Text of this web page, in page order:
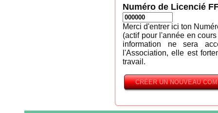
Numéro de Licencié
Merci d'entrer ici ton
(actif pour l'année en
information ne sera
l'Association, elle est
travail.